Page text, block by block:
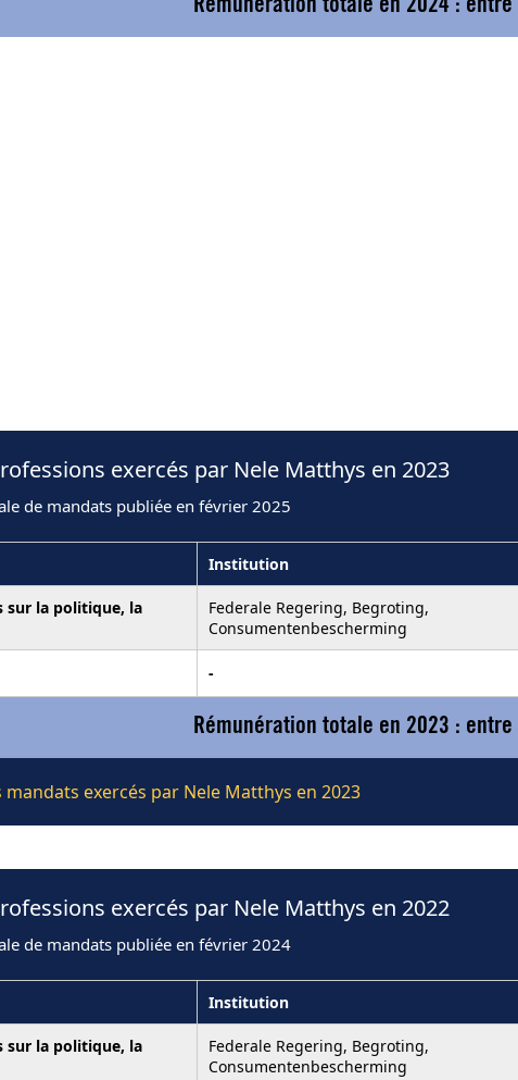
Rémunération totale en 2024 : entre
exercés par Nele Matthys en 2023
de mandats publiée en février 2025
Institution
sur la politique, la
Federale Regering, Begroting,
Consumentenbescherming
-
Rémunération totale en 2023 : entre
exercés par Nele Matthys en 2023
exercés par Nele Matthys en 2022
de mandats publiée en février 2024
Institution
sur la politique, la
Federale Regering, Begroting,
Consumentenbescherming